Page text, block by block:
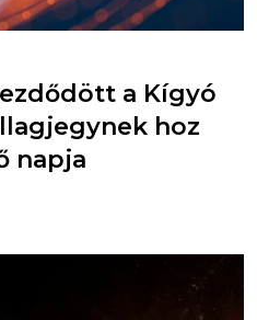
a Kígyó
hoz
napja